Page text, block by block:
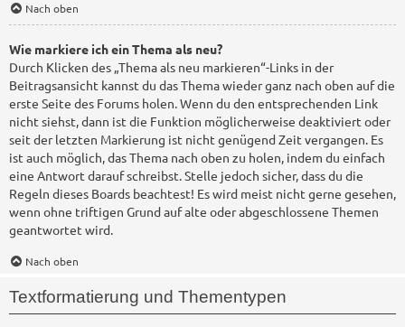
Nach oben
Wie markiere ich ein Thema als neu?
Durch Klicken des „Thema als neu markieren“-Links in der
Beitragsansicht kannst du das Thema wieder ganz nach oben auf die
erste Seite des Forums holen. Wenn du den entsprechenden Link
nicht siehst, dann ist die Funktion möglicherweise deaktiviert oder
seit der letzten Markierung ist nicht genügend Zeit vergangen. Es
ist auch möglich, das Thema nach oben zu holen, indem du einfach
eine Antwort darauf schreibst. Stelle jedoch sicher, dass du die
Regeln dieses Boards beachtest! Es wird meist nicht gerne gesehen,
wenn ohne triftigen Grund auf alte oder abgeschlossene Themen
geantwortet wird.
Nach oben
Textformatierung und Thementypen